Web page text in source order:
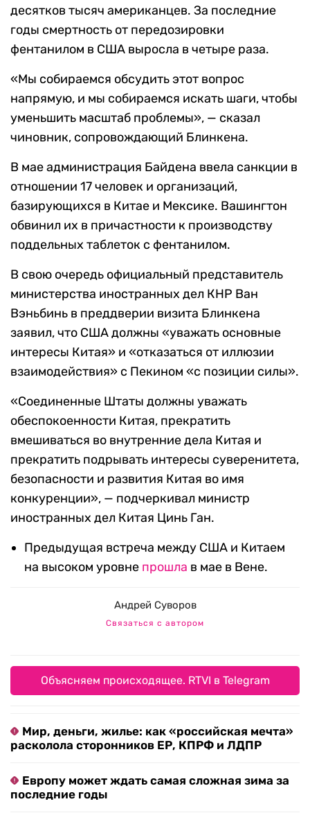
десятков тысяч американцев. За последние
годы смертность от передозировки
фентанилом в США выросла в четыре раза.
«Мы собираемся обсудить этот вопрос
напрямую, и мы собираемся искать шаги, чтобы
уменьшить масштаб проблемы», — сказал
чиновник, сопровождающий Блинкена.
В мае администрация Байдена ввела санкции в
отношении 17 человек и организаций,
базирующихся в Китае и Мексике. Вашингтон
обвинил их в причастности к производству
поддельных таблеток с фентанилом.
В свою очередь официальный представитель
министерства иностранных дел КНР Ван
Вэньбинь в преддверии визита Блинкена
заявил, что США должны «уважать основные
интересы Китая» и «отказаться от иллюзии
взаимодействия» с Пекином «с позиции силы».
«Соединенные Штаты должны уважать
обеспокоенности Китая, прекратить
вмешиваться во внутренние дела Китая и
прекратить подрывать интересы суверенитета,
безопасности и развития Китая во имя
конкуренции», — подчеркивал министр
иностранных дел Китая Цинь Ган.
Предыдущая встреча между США и Китаем
на высоком уровне прошла в мае в Вене.
Андрей Суворов
Связаться с автором
Объясняем происходящее. RTVI в Telegram
Мир, деньги, жилье: как «российская мечта»
расколола сторонников ЕР, КПРФ и ЛДПР
Европу может ждать самая сложная зима за
последние годы